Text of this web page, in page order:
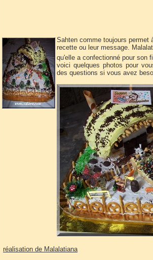
Sahten comme toujours permet
recette ou leur message.
qu'elle a confectionné pour son
voici quelques photos pour
des questions si vous avez
réalisation de Malalatiana